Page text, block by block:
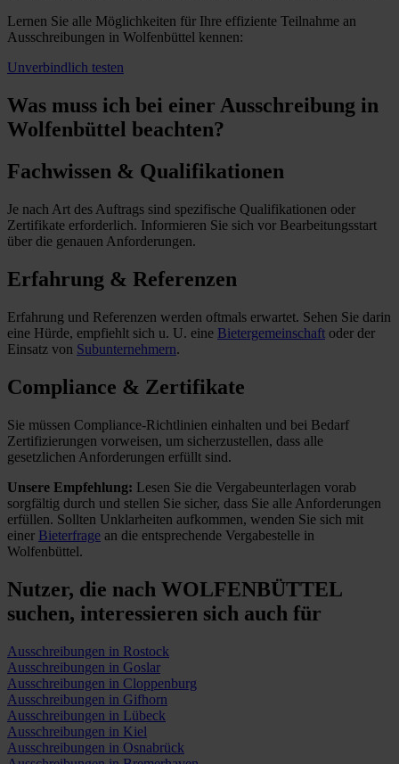
Lernen Sie alle Möglichkeiten für Ihre effiziente Teilnahme an
Ausschreibungen in Wolfenbüttel kennen:
Unverbindlich testen
Was muss ich bei einer Ausschreibung in
Wolfenbüttel beachten?
Fachwissen & Qualifikationen
Je nach Art des Auftrags sind spezifische Qualifikationen oder
Zertifikate erforderlich. Informieren Sie sich vor Bearbeitungsstart
über die genauen Anforderungen.
Erfahrung & Referenzen
Erfahrung und Referenzen werden oftmals erwartet. Sehen Sie darin
eine Hürde, empfiehlt sich u. U. eine Bietergemeinschaft oder der
Einsatz von Subunternehmern.
Compliance & Zertifikate
Sie müssen Compliance-Richtlinien einhalten und bei Bedarf
Zertifizierungen vorweisen, um sicherzustellen, dass alle
gesetzlichen Anforderungen erfüllt sind.
Unsere Empfehlung: Lesen Sie die Vergabeunterlagen vorab
sorgfältig durch und stellen Sie sicher, dass Sie alle Anforderungen
erfüllen. Sollten Unklarheiten aufkommen, wenden Sie sich mit
einer Bieterfrage an die entsprechende Vergabestelle in
Wolfenbüttel.
Nutzer, die nach WOLFENBÜTTEL
suchen, interessieren sich auch für
Ausschreibungen in Rostock
Ausschreibungen in Goslar
Ausschreibungen in Cloppenburg
Ausschreibungen in Gifhorn
Ausschreibungen in Lübeck
Ausschreibungen in Kiel
Ausschreibungen in Osnabrück